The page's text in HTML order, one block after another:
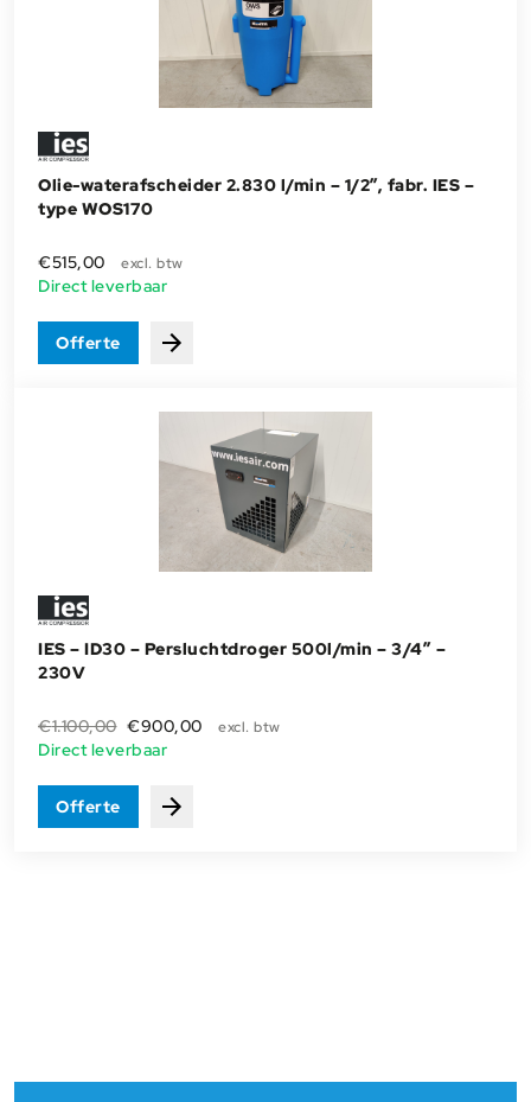
Olie-waterafscheider 2.830 l/min – 1/2”, fabr. IES –
type WOS170
€515,00 excl. btw
Direct leverbaar
Offerte Bekijken
IES – ID30 – Persluchtdroger 500l/min – 3/4” –
230V
€1.100,00 Oorspronkelijke
prijs
€1.100,00.
€900,00Huidige
excl. btw
Direct leverbaar
Offerte Bekijken